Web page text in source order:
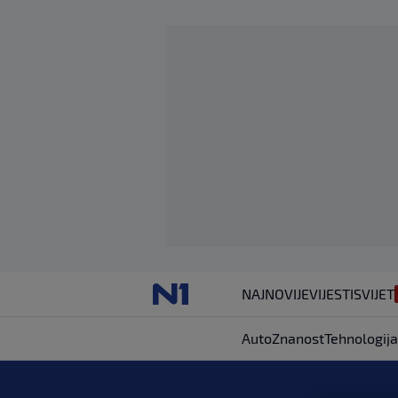
NAJNOVIJEVIJESTISVIJET
AutoZnanostTehnologija